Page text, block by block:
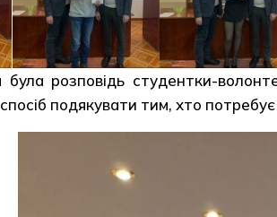
розповідь студентки-
подякувати тим, хто